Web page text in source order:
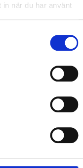
när du har använt
Sep - 12 Dec
-